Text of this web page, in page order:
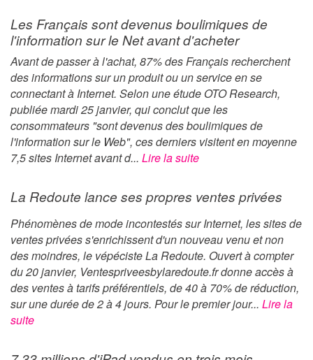
Les Français sont devenus boulimiques de
l'information sur le Net avant d'acheter
Avant de passer à l'achat, 87% des Français recherchent
des informations sur un produit ou un service en se
connectant à Internet. Selon une étude OTO Research,
publiée mardi 25 janvier, qui conclut que les
consommateurs "sont devenus des boulimiques de
l'information sur le Web", ces derniers visitent en moyenne
7,5 sites Internet avant d... Lire la suite
La Redoute lance ses propres ventes privées
Phénomènes de mode incontestés sur Internet, les sites de
ventes privées s'enrichissent d'un nouveau venu et non
des moindres, le vépéciste La Redoute. Ouvert à compter
du 20 janvier, Ventespriveesbylaredoute.fr donne accès à
des ventes à tarifs préférentiels, de 40 à 70% de réduction,
sur une durée de 2 à 4 jours. Pour le premier jour... Lire la
suite